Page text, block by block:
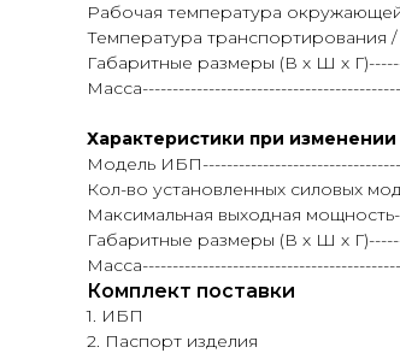
Рабочая температура
Температура транспортирования
Габаритные размеры (В х Ш х
Характеристики при
Модель
Кол-во установленных силовых
Максимальная выходная
Габаритные размеры (В х Ш х
Комплект поставки
1. ИБП
2. Паспорт изделия